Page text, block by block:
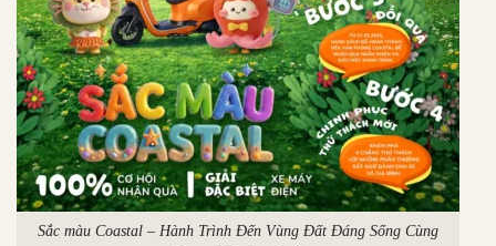
Sắc màu Coastal – Hành Trình Đến Vùng Đất Đáng Sống Cùng